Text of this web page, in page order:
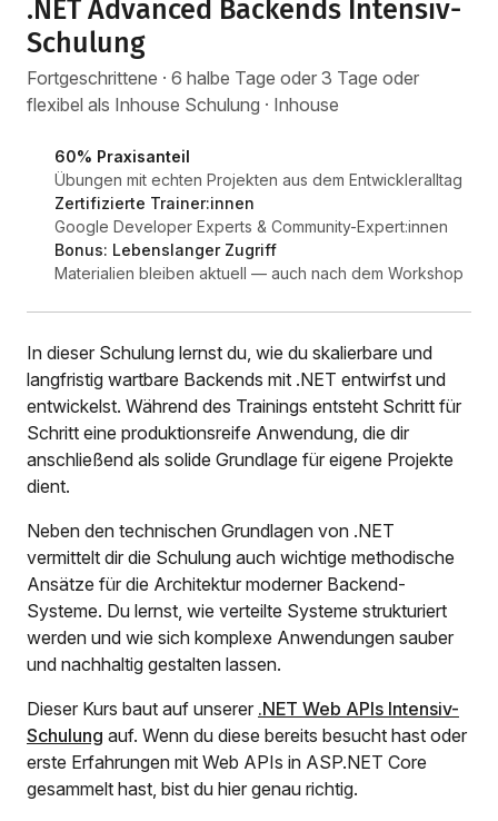
.NET Advanced Backends Intensiv-
Schulung
Fortgeschrittene · 6 halbe Tage oder 3 Tage oder
flexibel als Inhouse Schulung · Inhouse
60% Praxisanteil
Übungen mit echten Projekten aus dem Entwickleralltag
Zertifizierte Trainer:innen
Google Developer Experts & Community-Expert:innen
Bonus: Lebenslanger Zugriff
Materialien bleiben aktuell — auch nach dem Workshop
In dieser Schulung lernst du, wie du skalierbare und
langfristig wartbare Backends mit .NET entwirfst und
entwickelst. Während des Trainings entsteht Schritt für
Schritt eine produktionsreife Anwendung, die dir
anschließend als solide Grundlage für eigene Projekte
dient.
Neben den technischen Grundlagen von .NET
vermittelt dir die Schulung auch wichtige methodische
Ansätze für die Architektur moderner Backend-
Systeme. Du lernst, wie verteilte Systeme strukturiert
werden und wie sich komplexe Anwendungen sauber
und nachhaltig gestalten lassen.
Dieser Kurs baut auf unserer .NET Web APIs Intensiv-
Schulung auf. Wenn du diese bereits besucht hast oder
erste Erfahrungen mit Web APIs in ASP.NET Core
gesammelt hast, bist du hier genau richtig.